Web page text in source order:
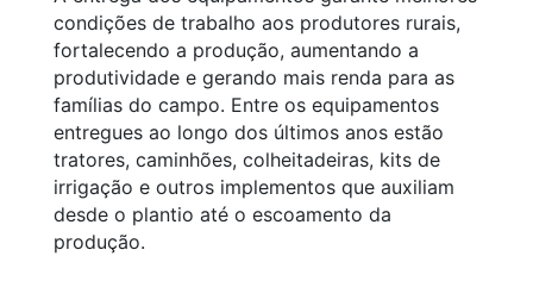
condições de trabalho aos produtores rurais,
fortalecendo a produção, aumentando a
produtividade e gerando mais renda para as
famílias do campo. Entre os equipamentos
entregues ao longo dos últimos anos estão
tratores, caminhões, colheitadeiras, kits de
irrigação e outros implementos que auxiliam
desde o plantio até o escoamento da
produção.